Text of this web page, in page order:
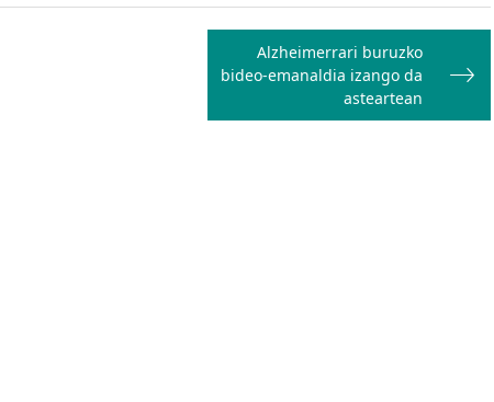
Alzheimerrari buruzko
bideo-emanaldia izango da
asteartean